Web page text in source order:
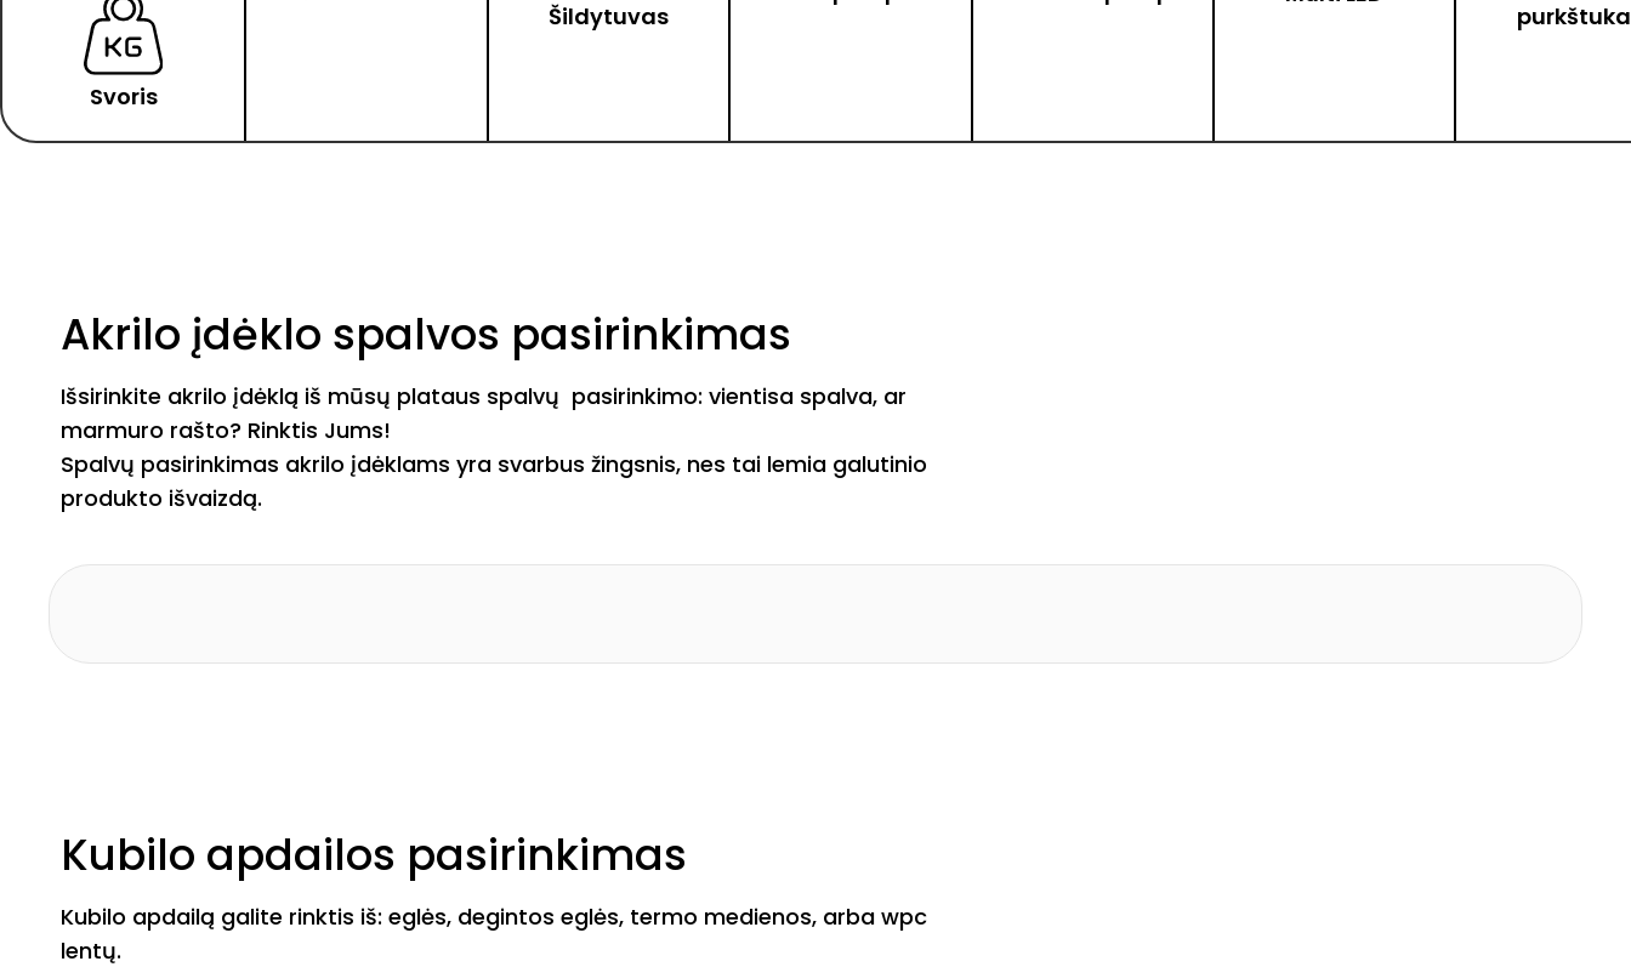
Svoris
Šildytuvas
Akrilo įdėklo spalvos pasirinkimas
Išsirinkite akrilo įdėklą iš mūsų plataus spalvų pasirinkimo: vientisa spalva, ar
marmuro rašto? Rinktis Jums!
Spalvų pasirinkimas akrilo įdėklams yra svarbus žingsnis, nes tai lemia galutinio
produkto išvaizdą.
Kubilo apdailos pasirinkimas
Kubilo apdailą galite rinktis iš: eglės, degintos eglės, termo medienos, arba wpc
lentų.